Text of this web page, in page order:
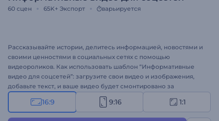
60 сцен 65K+ Экспорт варьируется
Рассказывайте истории, делитесь информацией, новостями и
своими ценностями в социальных сетях с помощью
видеороликов. Как использовать шаблон “Информативные
видео для соцсетей”: загрузите свои видео и изображения,
добавьте текст, и ваше видео будет смонтировано за
считанные минуты. Идеально подходит для создания роликов
для YouTube-каналов, объявлений в Facebook, постов в
16:9 9:16 1:1